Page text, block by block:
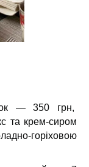
— 350 грн,
та крем-сиром
горіховою